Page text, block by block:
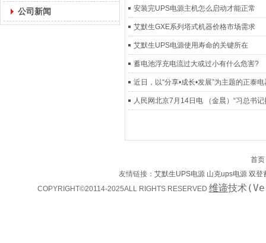
公司新闻 安装完UPS电源主机怎么启动才能正常
艾默生GXE系列塔式机器价格市场需求
艾默生UPS电源使用寿命的关键所在
蓄电池浮充电流过大或过小有什么危害?
近日，以“分享•成长•发展”为主题的正泰
人民网北京7月14日电 （金晨）“习总书记
首页
友情链接： 艾默生UPS电源 山克ups电源 双登
COPYRIGHT©20114-2025ALL RIGHTS RESERVED 维谛技术